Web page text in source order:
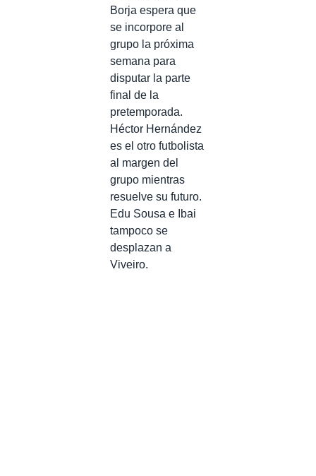
Borja espera que
se incorpore al
grupo la próxima
semana para
disputar la parte
final de la
pretemporada.
Héctor Hernández
es el otro futbolista
al margen del
grupo mientras
resuelve su futuro.
Edu Sousa e Ibai
tampoco se
desplazan a
Viveiro.